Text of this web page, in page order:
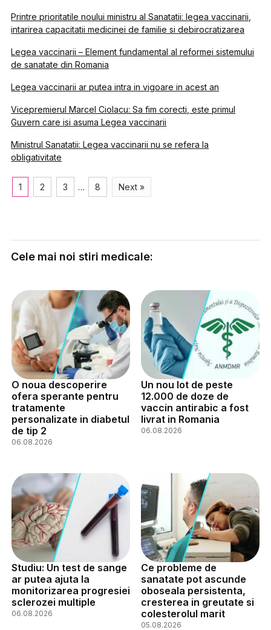
Printre prioritatile noului ministru al Sanatatii: legea vaccinarii,
intarirea capacitatii medicinei de familie si debirocratizarea
Legea vaccinarii – Element fundamental al reformei sistemului
de sanatate din Romania
Legea vaccinarii ar putea intra in vigoare in acest an
Vicepremierul Marcel Ciolacu: Sa fim corecti, este primul
Guvern care isi asuma Legea vaccinarii
Ministrul Sanatatii: Legea vaccinarii nu se refera la
obligativitate
1 2 3 … 8 Next »
Cele mai noi stiri medicale:
O noua descoperire
ofera sperante pentru
tratamente
personalizate in diabetul
de tip 2
06.08.2026
Un nou lot de peste
12.000 de doze de
vaccin antirabic a fost
livrat in Romania
06.08.2026
Studiu: Un test de sange
ar putea ajuta la
monitorizarea progresiei
sclerozei multiple
06.08.2026
Ce probleme de
sanatate pot ascunde
oboseala persistenta,
cresterea in greutate si
colesterolul marit
05.08.2026